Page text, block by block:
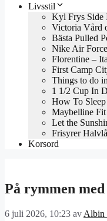
Livsstil
Kyl Frys Side
Victoria Vård
Bästa Pulled
Nike Air
Florentine –
First Camp
Things to do
1 1/2 Cup In
How To
Maybelline
Let the
Frisyrer
Korsord
På rymmen
6 juli 2026, 10:23 avAlbin